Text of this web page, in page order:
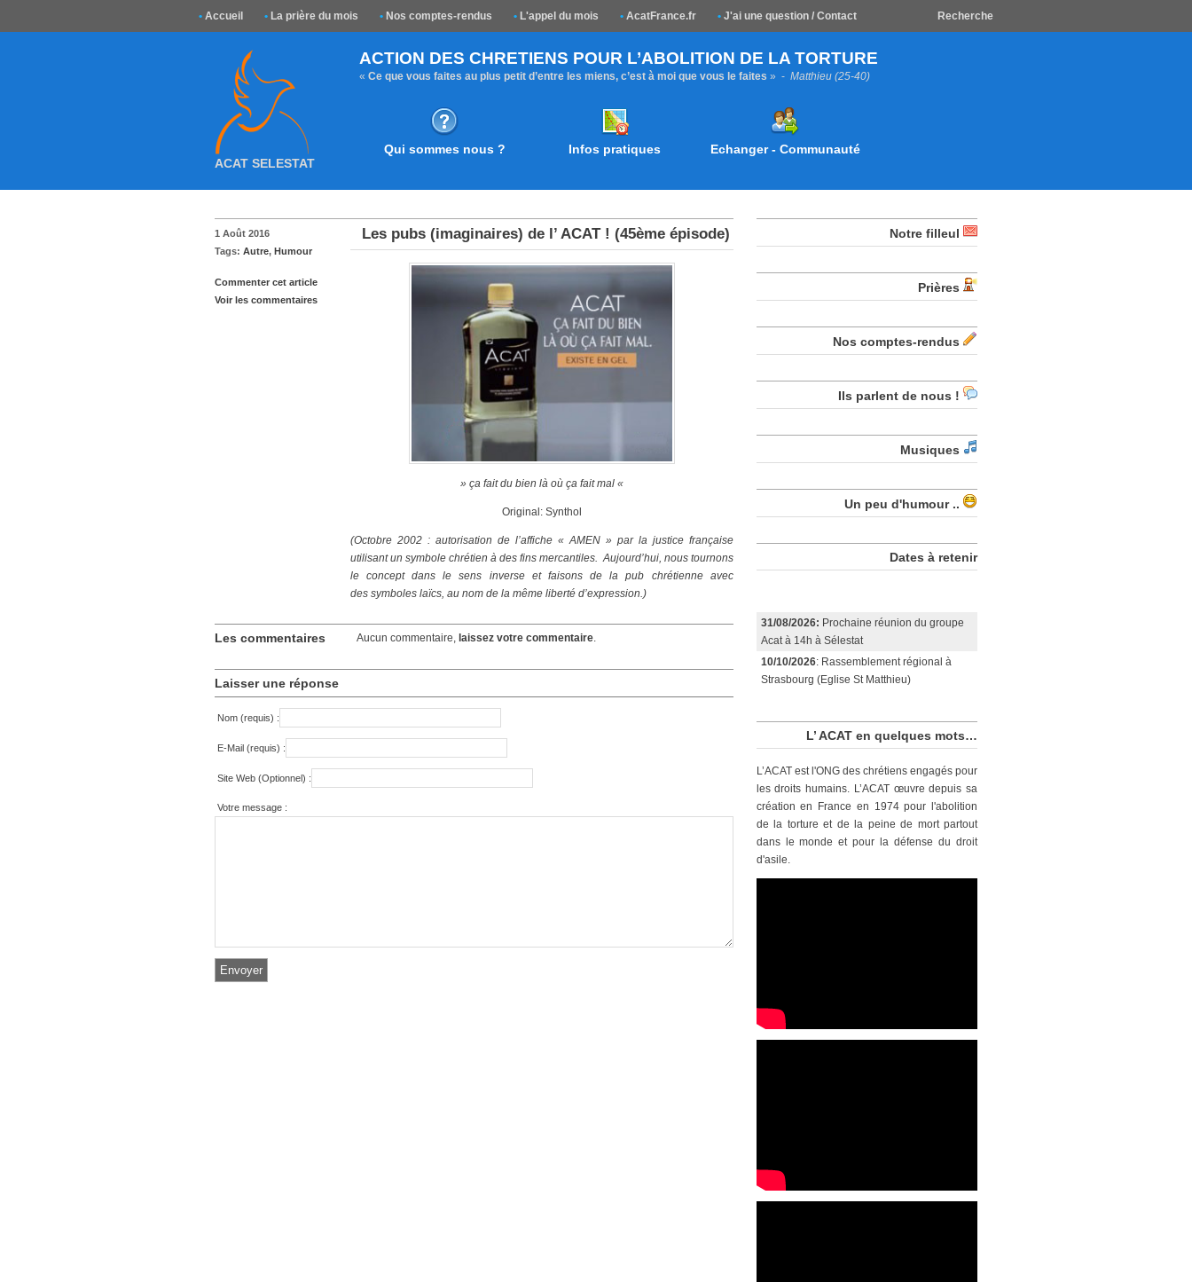
• Accueil • La prière du mois • Nos comptes-rendus • L'appel du mois • AcatFrance.fr • J'ai une question / Contact Recherche
ACAT SELESTAT
ACTION DES CHRETIENS POUR L’ABOLITION DE LA TORTURE
« Ce que vous faites au plus petit d’entre les miens, c’est à moi que vous le faites » - Matthieu (25-40)
Qui sommes nous ? Infos pratiques Echanger - Communauté
1 Août 2016
Tags: Autre, Humour
Commenter cet article
Voir les commentaires
Les pubs (imaginaires) de l’ ACAT ! (45ème épisode)
» ça fait du bien là où ça fait mal «
Original: Synthol
(Octobre 2002 : autorisation de l’affiche « AMEN » par la justice française
utilisant un symbole chrétien à des fins mercantiles. Aujourd’hui, nous tournons
le concept dans le sens inverse et faisons de la pub chrétienne avec
des symboles laïcs, au nom de la même liberté d’expression.)
Les commentaires Aucun commentaire, laissez votre commentaire.
Laisser une réponse
Nom (requis) :
E-Mail (requis) :
Site Web (Optionnel) :
Votre message :
Notre filleul
Prières
Nos comptes-rendus
Ils parlent de nous !
Musiques
Un peu d'humour ..
Dates à retenir
31/08/2026: Prochaine réunion du groupe
Acat à 14h à Sélestat
10/10/2026: Rassemblement régional à
Strasbourg (Eglise St Matthieu)
L’ ACAT en quelques mots…
L’ACAT est l'ONG des chrétiens engagés pour
les droits humains. L’ACAT œuvre depuis sa
création en France en 1974 pour l'abolition
de la torture et de la peine de mort partout
dans le monde et pour la défense du droit
d'asile.